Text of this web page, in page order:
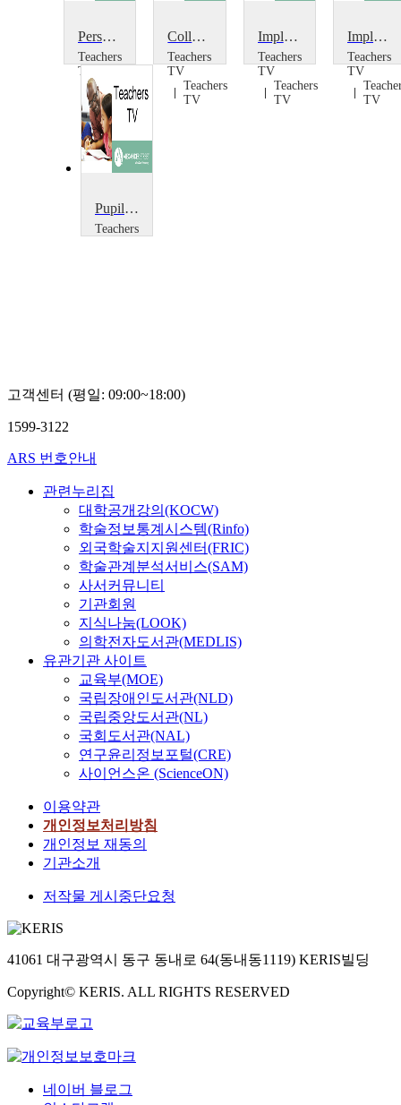
Personalised Learning with ICT 1
Teachers
TV
Teachers
TV
Collaborative Learning
Teachers
TV
Teachers
TV
Implementing Personalised Learning: Customised Teaching
Teachers
TV
Teachers
TV
Implementing Personalised Learning: Teaching and Learning
Teachers
TV
TV
Pupil Voice and Assessment for Learning
Teachers
고객센터 (평일: 09:00~18:00)
1599-3122
ARS 번호안내
관련누리집
대학공개강의(KOCW)
학술정보통계시스템(Rinfo)
외국학술지지원센터(FRIC)
학술관계분석서비스(SAM)
사서커뮤니티
기관회원
지식나눔(LOOK)
의학전자도서관(MEDLIS)
유관기관 사이트
교육부(MOE)
국립장애인도서관(NLD)
국립중앙도서관(NL)
국회도서관(NAL)
연구윤리정보포털(CRE)
사이언스온 (ScienceON)
이용약관
개인정보처리방침
개인정보 재동의
기관소개
저작물 게시중단요청
41061 대구광역시 동구 동내로 64(동내동1119) KERIS빌딩
Copyright© KERIS. ALL RIGHTS RESERVED
네이버 블로그